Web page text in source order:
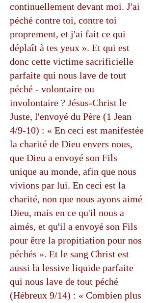
continuellement devant moi. J'ai
péché contre toi, contre toi
proprement, et j'ai fait ce qui
déplaît à tes yeux ». Et qui est
donc cette victime sacrificielle
parfaite qui nous lave de tout
péché - volontaire ou
involontaire ? Jésus-Christ le
Juste, l'envoyé du Père (1 Jean
4/9-10) : « En ceci est manifestée
la charité de Dieu envers nous,
que Dieu a envoyé son Fils
unique au monde, afin que nous
vivions par lui. En ceci est la
charité, non que nous ayons aimé
Dieu, mais en ce qu'il nous a
aimés, et qu'il a envoyé son Fils
pour être la propitiation pour nos
péchés ». Et le sang Christ est
aussi la lessive liquide parfaite
qui nous lave de tout péché
(Hébreux 9/14) : « Combien plus